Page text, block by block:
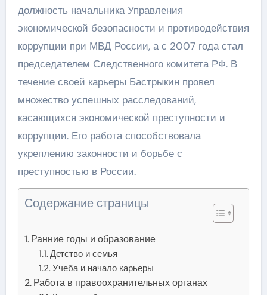
должность начальника Управления
экономической безопасности и противодействия
коррупции при МВД России, а с 2007 года стал
председателем Следственного комитета РФ. В
течение своей карьеры Бастрыкин провел
множество успешных расследований,
касающихся экономической преступности и
коррупции. Его работа способствовала
укреплению законности и борьбе с
преступностью в России.
Содержание страницы
Ранние годы и образование
Детство и семья
Учеба и начало карьеры
Работа в правоохранительных органах